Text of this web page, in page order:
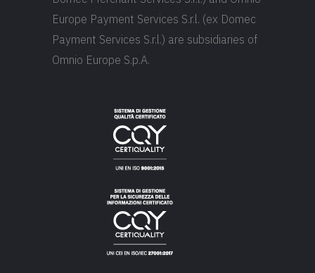
Europe Payment Services S.r.l. (ex Domec
Payment Services S.r.l.) are subsidiaries of
Omnio Europe S.p.A.